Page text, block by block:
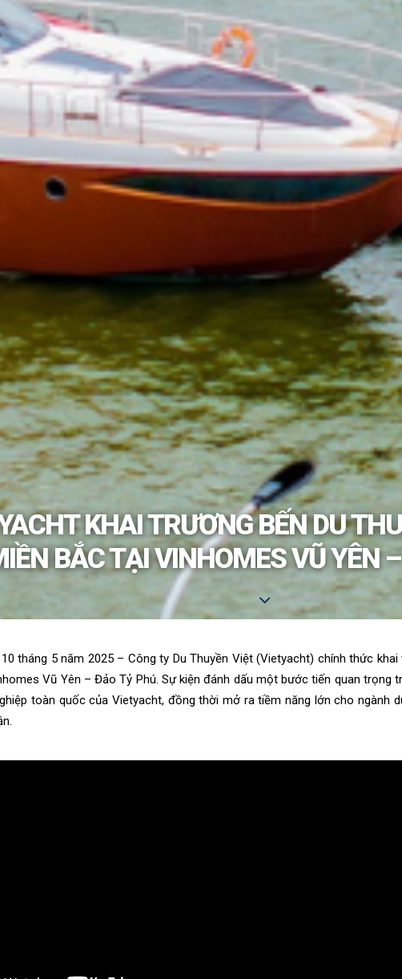
KHAI TRƯƠNG BẾN DU
BẮC TẠI VINHOMES VŨ YÊN
tháng 5 năm 2025 – Công ty Du Thuyền Việt (Vietyacht) chính thức
Vũ Yên – Đảo Tỷ Phú. Sự kiện đánh dấu một bước tiến quan trọng
toàn quốc của Vietyacht, đồng thời mở ra tiềm năng lớn cho ngành